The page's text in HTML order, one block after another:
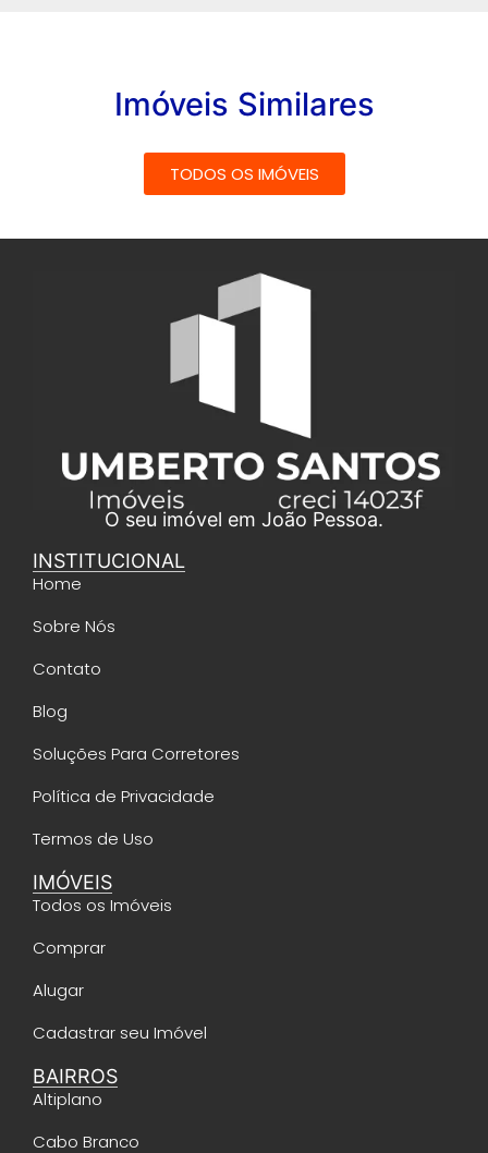
Imóveis Similares
TODOS OS IMÓVEIS
O seu imóvel em João Pessoa.
INSTITUCIONAL
Home
Sobre Nós
Contato
Blog
Soluções Para Corretores
Política de Privacidade
Termos de Uso
IMÓVEIS
Todos os Imóveis
Comprar
Alugar
Cadastrar seu Imóvel
BAIRROS
Altiplano
Cabo Branco